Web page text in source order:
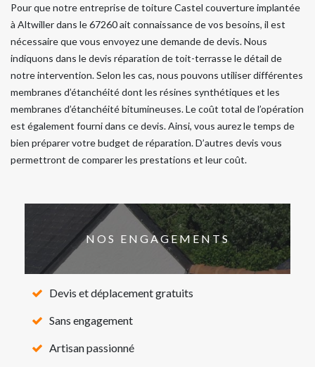
Pour que notre entreprise de toiture Castel couverture implantée
à Altwiller dans le 67260 ait connaissance de vos besoins, il est
nécessaire que vous envoyez une demande de devis. Nous
indiquons dans le devis réparation de toit-terrasse le détail de
notre intervention. Selon les cas, nous pouvons utiliser différentes
membranes d’étanchéité dont les résines synthétiques et les
membranes d’étanchéité bitumineuses. Le coût total de l’opération
est également fourni dans ce devis. Ainsi, vous aurez le temps de
bien préparer votre budget de réparation. D’autres devis vous
permettront de comparer les prestations et leur coût.
NOS ENGAGEMENTS
Devis et déplacement gratuits
Sans engagement
Artisan passionné